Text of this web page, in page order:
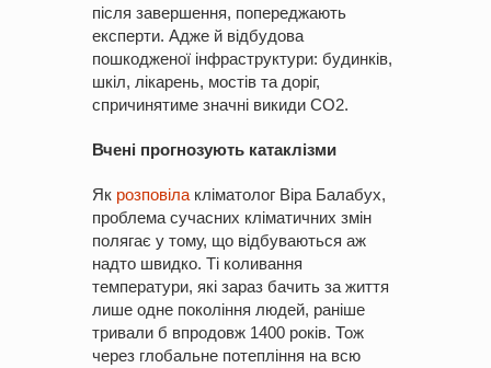
після завершення, попереджають
експерти. Адже й відбудова
пошкодженої інфраструктури: будинків,
шкіл, лікарень, мостів та доріг,
спричинятиме значні викиди СО2.
Вчені прогнозують катаклізми
Як розповіла кліматолог Віра Балабух,
проблема сучасних кліматичних змін
полягає у тому, що відбуваються аж
надто швидко. Ті коливання
температури, які зараз бачить за життя
лише одне покоління людей, раніше
тривали б впродовж 1400 років. Тож
через глобальне потепління на всю